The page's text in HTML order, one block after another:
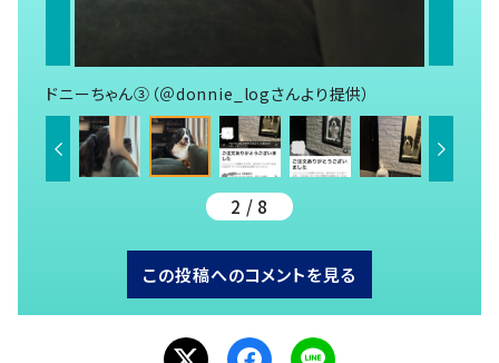
ドニーちゃん③（＠donnie_logさんより提供）
2 / 8
この投稿へのコメントを見る